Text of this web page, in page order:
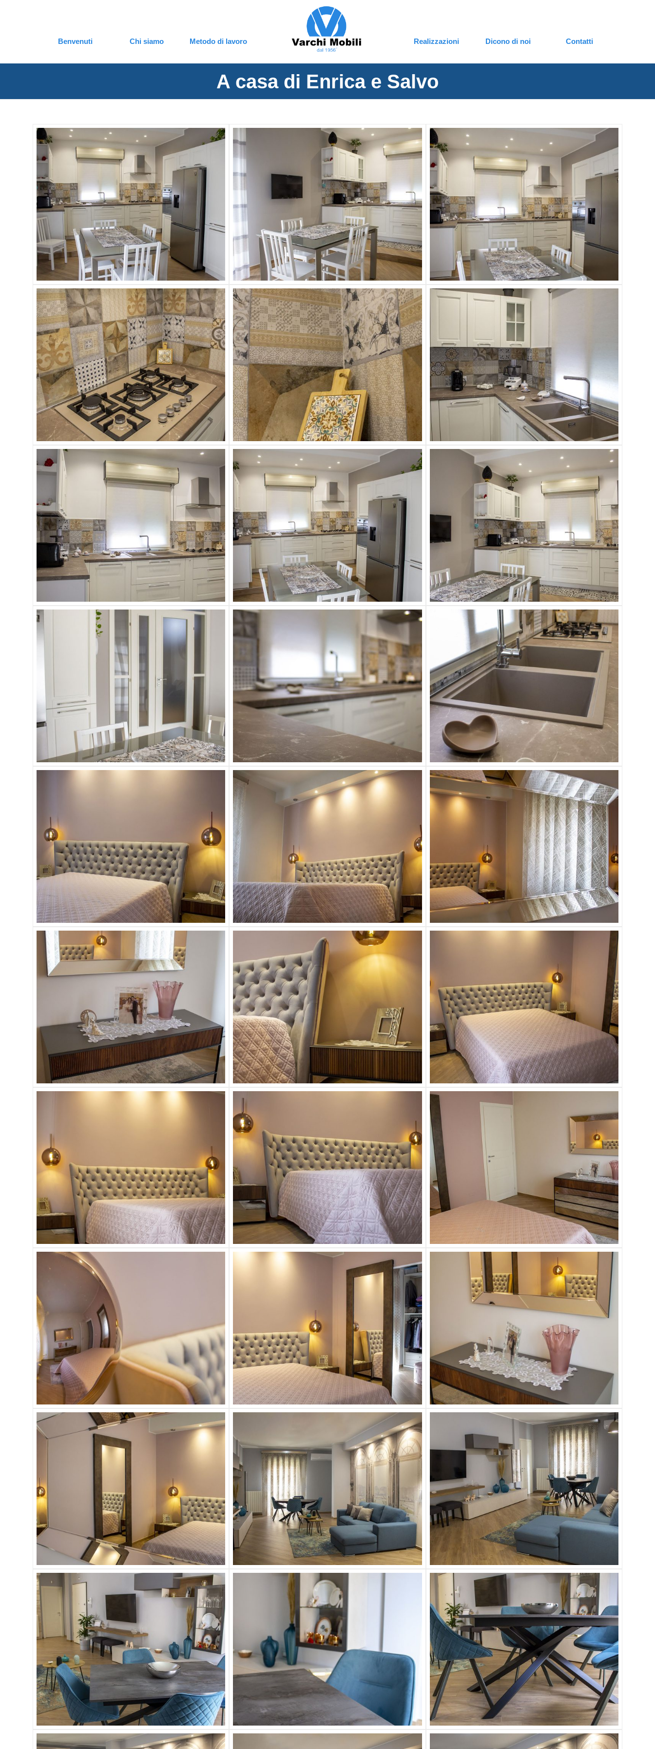
Benvenuti Chi siamo Metodo di lavoro Realizzazioni Dicono di noi Contatti
A casa di Enrica e Salvo